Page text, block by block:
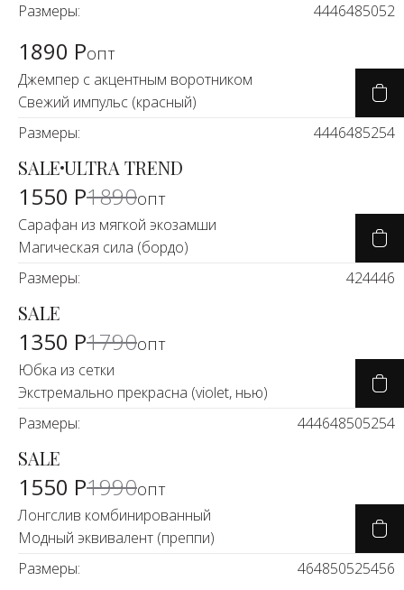
Размеры:
4446485052
1890 Ропт
Джемпер с акцентным воротником
Свежий импульс (красный)
Размеры:
4446485254
-20%
SALEULTRA TREND
1550 Р1890опт
Сарафан из мягкой экозамши
Магическая сила (бордо)
Размеры:
424446
-25%
SALE
1350 Р1790опт
Юбка из сетки
Экстремально прекрасна (violet, нью)
Размеры:
444648505254
-23%
SALE
1550 Р1990опт
Лонгслив комбинированный
Модный эквивалент (преппи)
Размеры:
464850525456